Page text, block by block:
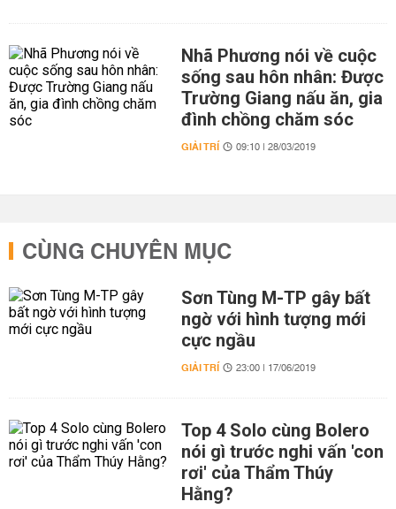
Nhã Phương nói về cuộc
sống sau hôn nhân: Được
Trường Giang nấu ăn, gia
đình chồng chăm sóc
GIẢI TRÍ 09:10 | 28/03/2019
CÙNG CHUYÊN MỤC
Sơn Tùng M-TP gây bất
ngờ với hình tượng mới
cực ngầu
GIẢI TRÍ 23:00 | 17/06/2019
Top 4 Solo cùng Bolero
nói gì trước nghi vấn 'con
rơi' của Thẩm Thúy
Hằng?